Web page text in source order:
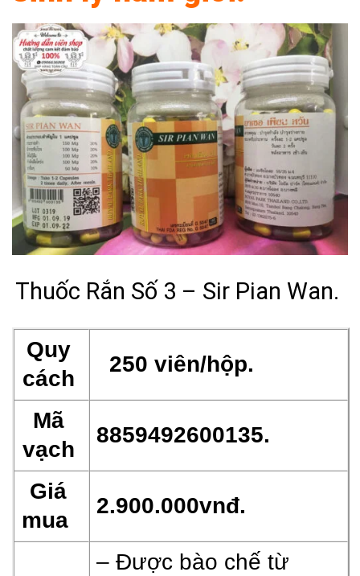
Thuốc Rắn Số 3 – Sir Pian Wan.
Quy
cách
250 viên/hộp.
Mã
vạch
8859492600135.
Giá
mua
2.900.000vnđ.
– Được bào chế từ